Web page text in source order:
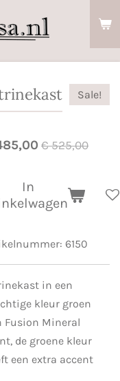
Sale!
€ 525,00
In
6150
in een
kleur groen
Fusion Mineral
de groene kleur
een extra accent